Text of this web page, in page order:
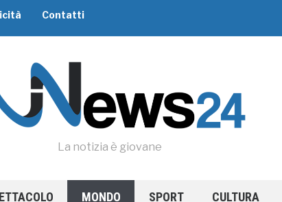
Contatti
La notizia è giovane
MONDO SPORT CULTURA